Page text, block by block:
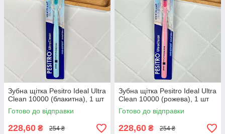
Зубна щітка Pesitro Ideal Ultra
Clean 10000 (блакитна), 1 шт
Готово до відправки
228,60 ₴ 254 ₴
Зубна щітка Pesitro Ideal Ultra
Clean 10000 (рожева), 1 шт
Готово до відправки
228,60 ₴ 254 ₴